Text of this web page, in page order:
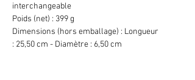
interchangeable
Poids (net) : 399 g
Dimensions (hors emballage) : Longueur
: 25,50 cm - Diamètre : 6,50 cm